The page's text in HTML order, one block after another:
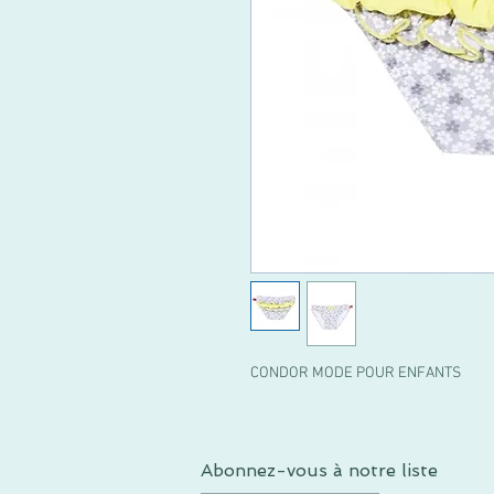
CONDOR MODE POUR ENFANTS
Abonnez-vous à notre liste